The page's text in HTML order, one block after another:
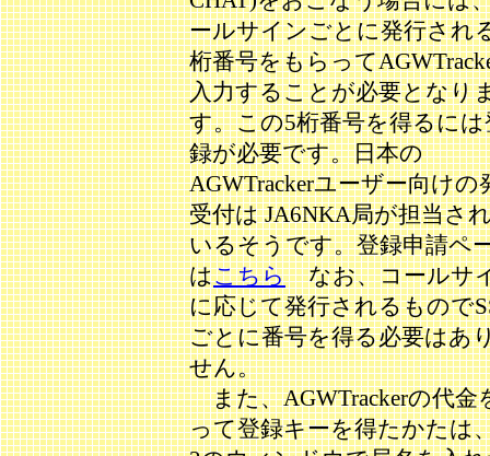
ールサインごとに発行され
桁番号をもらって
入力することが必要となり
す。この5桁番号を得るには
録が必要です。日本の
AGWTrackerユーザー向けの
受付は JA6NKA局が担当さ
いるそうです。登録申請ペ
はこちらなお、コールサ
に応じて発行されるもので
ごとに番号を得る必要はあ
せん。
また、AGWTrackerの代金
って登録キーを得たかたは